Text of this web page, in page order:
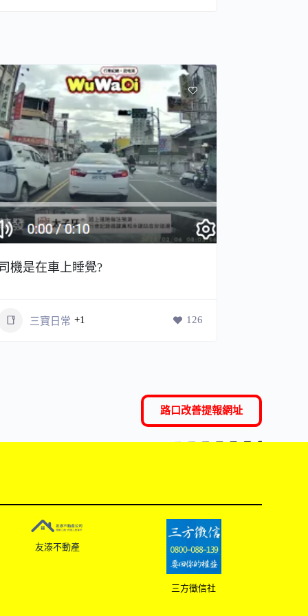
機是在車上睡覺?
三寶日常 +1 126
路口改善提報網址
友溙不動產
三方徵信社